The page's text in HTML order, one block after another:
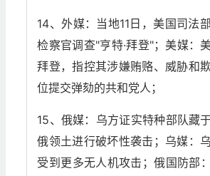
14、外媒：当地11日，美国司法
检察官调查"亨特·拜登"；美媒：
拜登，指控其涉嫌贿赂、威胁和
位提交弹劾的共和党人；
15、俄媒：乌方证实特种部队藏
俄领土进行破坏性袭击；乌媒：
受到更多无人机攻击；俄国防部